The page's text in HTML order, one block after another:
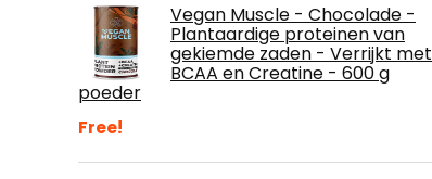
Vegan Muscle - Chocolade -
Plantaardige proteinen van
gekiemde zaden - Verrijkt met
BCAA en Creatine - 600 g
poeder
Free!